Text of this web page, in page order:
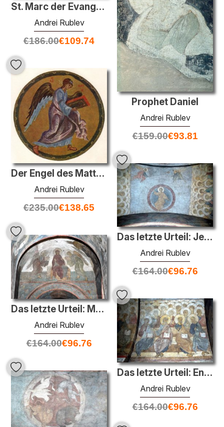
St. Marc der Evangelist
Andrei Rublev
€186.00€109.74
Prophet Daniel
Andrei Rublev
€159.00€93.81
Der Engel des Matthäus
Andrei Rublev
€235.00€138.65
Das letzte Urteil: Jesus Christus
Andrei Rublev
€164.00€96.76
Das letzte Urteil: Muttergottes mit Engeln
Andrei Rublev
€164.00€96.76
Das letzte Urteil: Engel und Apostel
Andrei Rublev
€164.00€96.76